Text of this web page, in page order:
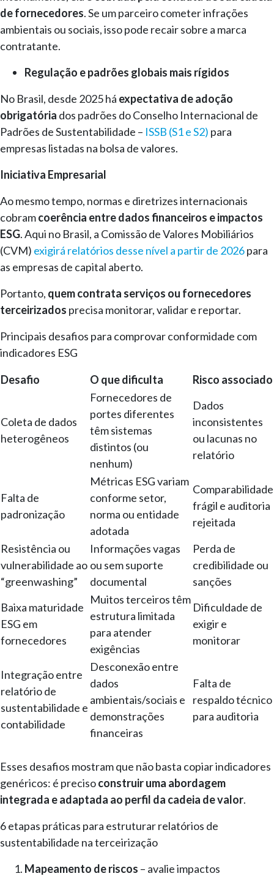
de fornecedores. Se um parceiro cometer infrações
ambientais ou sociais, isso pode recair sobre a marca
contratante.
Regulação e padrões globais mais rígidos
No Brasil, desde 2025 há expectativa de adoção
obrigatória dos padrões do Conselho Internacional de
Padrões de Sustentabilidade – ISSB (S1 e S2) para
empresas listadas na bolsa de valores.
Iniciativa Empresarial
Ao mesmo tempo, normas e diretrizes internacionais
cobramcoerência entre dados financeiros e impactos
ESG. Aqui no Brasil, a Comissão de Valores Mobiliários
(CVM) exigirá relatórios desse nível a partir de 2026para
as empresas de capital aberto.
Portanto, quem contrata serviços ou fornecedores
terceirizados precisa monitorar, validar e reportar.
Principais desafios para comprovar conformidade com
indicadores ESG
Desafio
O que dificulta Risco associado
Coleta de dados
heterogêneos
Fornecedores de
portes diferentes
têm sistemas
distintos (ou
nenhum)
Dados
inconsistentes
ou lacunas no
relatório
Falta de
padronização
Métricas ESG variam
conforme setor,
norma ou entidade
adotada
Comparabilidade
frágil e auditoria
rejeitada
Resistência ou
vulnerabilidade ao
“greenwashing”
Informações vagas
ou sem suporte
documental
Perda de
credibilidade ou
sanções
Baixa maturidade
ESG em
fornecedores
Muitos terceiros têm
estrutura limitada
para atender
exigências
Dificuldade de
exigir e
monitorar
Integração entre
relatório de
sustentabilidade e
contabilidade
Desconexão entre
dados
ambientais/sociais e
demonstrações
financeiras
Falta de
respaldo técnico
para auditoria
Esses desafios mostram que não basta copiar indicadores
genéricos: é precisoconstruir uma abordagem
integrada e adaptada ao perfil da cadeia de valor.
6 etapas práticas para estruturar relatórios de
sustentabilidade na terceirização
Mapeamento de riscos – avalie impactos